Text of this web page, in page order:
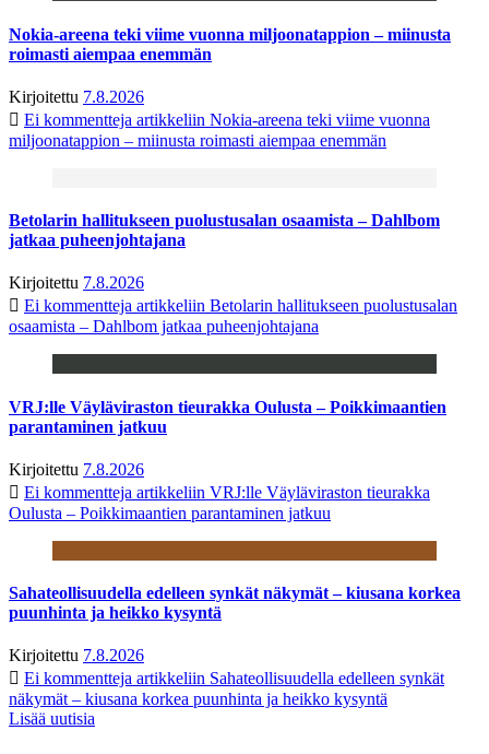
Nokia-areena teki viime vuonna miljoonatappion – miinusta
roimasti aiempaa enemmän
Kirjoitettu 7.8.2026
Ei kommentteja artikkeliin Nokia-areena teki viime vuonna
miljoonatappion – miinusta roimasti aiempaa enemmän
Betolarin hallitukseen puolustusalan osaamista – Dahlbom
jatkaa puheenjohtajana
Kirjoitettu 7.8.2026
Ei kommentteja artikkeliin Betolarin hallitukseen puolustusalan
osaamista – Dahlbom jatkaa puheenjohtajana
VRJ:lle Väyläviraston tieurakka Oulusta – Poikkimaantien
parantaminen jatkuu
Kirjoitettu 7.8.2026
Ei kommentteja artikkeliin VRJ:lle Väyläviraston tieurakka
Oulusta – Poikkimaantien parantaminen jatkuu
Sahateollisuudella edelleen synkät näkymät – kiusana korkea
puunhinta ja heikko kysyntä
Kirjoitettu 7.8.2026
Ei kommentteja artikkeliin Sahateollisuudella edelleen synkät
näkymät – kiusana korkea puunhinta ja heikko kysyntä
Lisää uutisia